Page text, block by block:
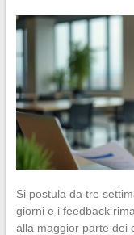
Si postula da tre
giorni e i feedback
alla maggior parte dei